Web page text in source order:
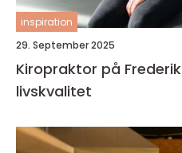
inspiration
29. September 2025
Kiropraktor på
livskvalitet